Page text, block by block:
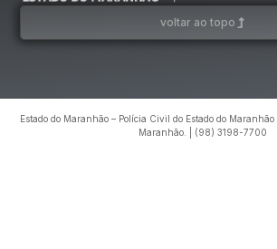
voltar ao topo
Estado do Maranhão – Polícia Civil do Estado do
Maranhão. | (98) 3198-7700